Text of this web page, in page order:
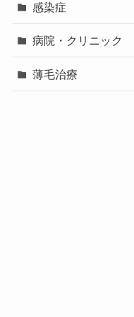
感染症
病院・クリニック
薄毛治療